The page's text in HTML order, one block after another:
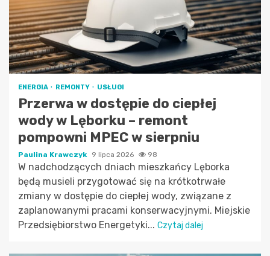
ENERGIA REMONTY USŁUGI
Przerwa w dostępie do ciepłej
wody w Lęborku – remont
pompowni MPEC w sierpniu
Paulina Krawczyk 9 lipca 2026 98
W nadchodzących dniach mieszkańcy Lęborka
będą musieli przygotować się na krótkotrwałe
zmiany w dostępie do ciepłej wody, związane z
zaplanowanymi pracami konserwacyjnymi. Miejskie
Przedsiębiorstwo Energetyki... Czytaj dalej